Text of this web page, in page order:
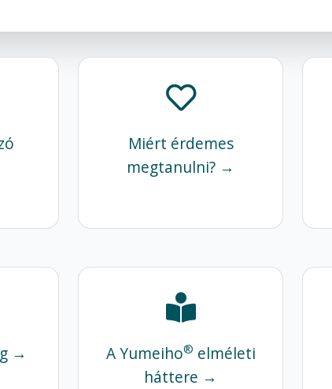
Miért érdemes
megtanulni? →
→ A Yumeiho® elméleti
háttere →